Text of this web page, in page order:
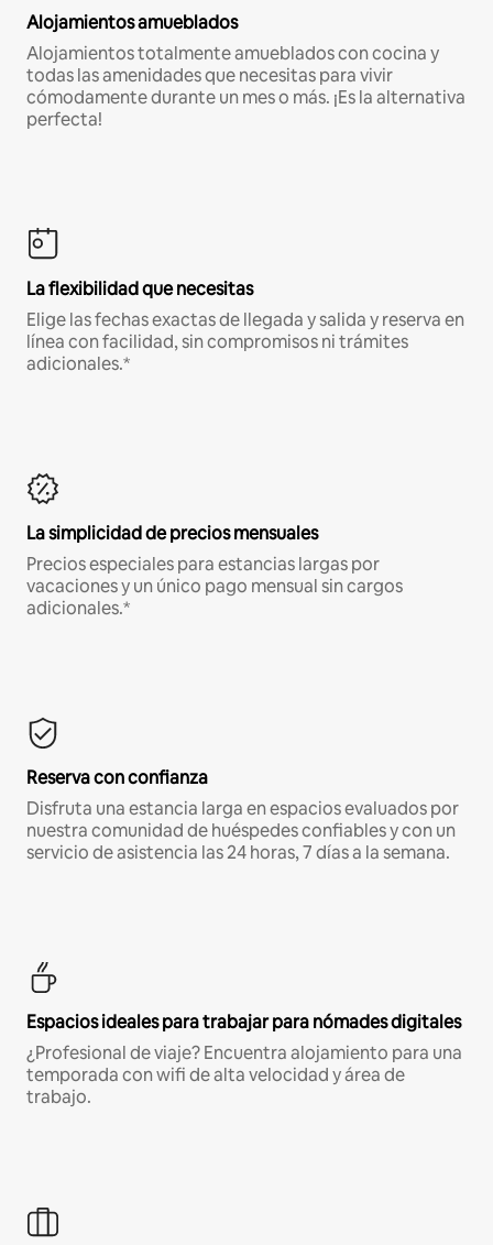
Alojamientos amueblados
Alojamientos totalmente amueblados con cocina y
todas las amenidades que necesitas para vivir
cómodamente durante un mes o más. ¡Es la alternativa
perfecta!
La flexibilidad que necesitas
Elige las fechas exactas de llegada y salida y reserva en
línea con facilidad, sin compromisos ni trámites
adicionales.*
La simplicidad de precios mensuales
Precios especiales para estancias largas por
vacaciones y un único pago mensual sin cargos
adicionales.*
Reserva con confianza
Disfruta una estancia larga en espacios evaluados por
nuestra comunidad de huéspedes confiables y con un
servicio de asistencia las 24 horas, 7 días a la semana.
Espacios ideales para trabajar para nómades digitales
¿Profesional de viaje? Encuentra alojamiento para una
temporada con wifi de alta velocidad y área de
trabajo.